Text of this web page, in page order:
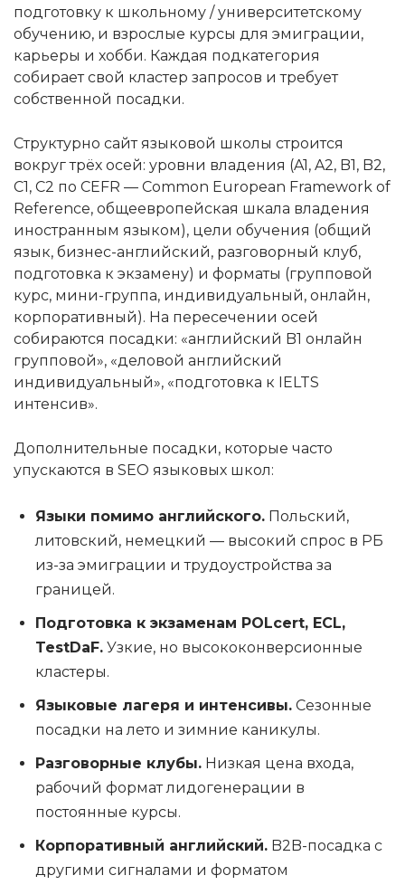
подготовку к школьному / университетскому
обучению, и взрослые курсы для эмиграции,
карьеры и хобби. Каждая подкатегория
собирает свой кластер запросов и требует
собственной посадки.
Структурно сайт языковой школы строится
вокруг трёх осей: уровни владения (A1, A2, B1, B2,
C1, C2 по CEFR — Common European Framework of
Reference, общеевропейская шкала владения
иностранным языком), цели обучения (общий
язык, бизнес-английский, разговорный клуб,
подготовка к экзамену) и форматы (групповой
курс, мини-группа, индивидуальный, онлайн,
корпоративный). На пересечении осей
собираются посадки: «английский B1 онлайн
групповой», «деловой английский
индивидуальный», «подготовка к IELTS
интенсив».
Дополнительные посадки, которые часто
упускаются в SEO языковых школ:
Языки помимо английского. Польский,
литовский, немецкий — высокий спрос в РБ
из-за эмиграции и трудоустройства за
границей.
Подготовка к экзаменам POLcert, ECL,
TestDaF. Узкие, но высококонверсионные
кластеры.
Языковые лагеря и интенсивы. Сезонные
посадки на лето и зимние каникулы.
Разговорные клубы. Низкая цена входа,
рабочий формат лидогенерации в
постоянные курсы.
Корпоративный английский. B2B-посадка с
другими сигналами и форматом